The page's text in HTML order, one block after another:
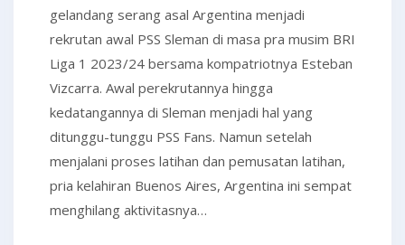
gelandang serang asal Argentina menjadi
rekrutan awal PSS Sleman di masa pra musim BRI
Liga 1 2023/24 bersama kompatriotnya Esteban
Vizcarra. Awal perekrutannya hingga
kedatangannya di Sleman menjadi hal yang
ditunggu-tunggu PSS Fans. Namun setelah
menjalani proses latihan dan pemusatan latihan,
pria kelahiran Buenos Aires, Argentina ini sempat
menghilang aktivitasnya…